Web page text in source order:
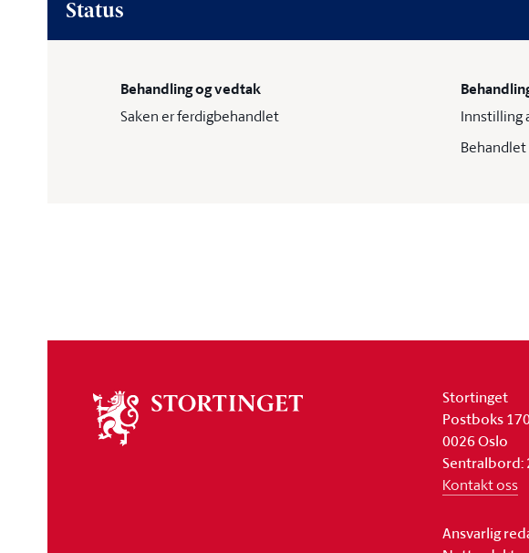
Status
Behandling og vedtak
Saken er ferdigbehandlet
Innstilling
stortinget
Stortinget
Postboks
0026 Oslo
Sentralbord:
Kontakt oss
Ansvarlig